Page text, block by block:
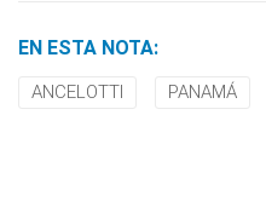
EN ESTA NOTA:
ANCELOTTI PANAMÁ